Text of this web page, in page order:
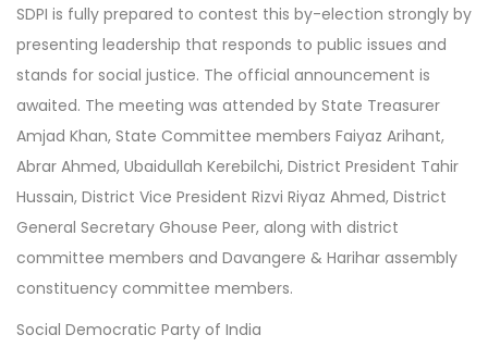
SDPI is fully prepared to contest this by-election strongly by
presenting leadership that responds to public issues and
stands for social justice. The official announcement is
awaited. The meeting was attended by State Treasurer
Amjad Khan, State Committee members Faiyaz Arihant,
Abrar Ahmed, Ubaidullah Kerebilchi, District President Tahir
Hussain, District Vice President Rizvi Riyaz Ahmed, District
General Secretary Ghouse Peer, along with district
committee members and Davangere & Harihar assembly
constituency committee members.
Social Democratic Party of India